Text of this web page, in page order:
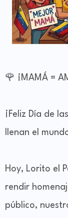
🌹 ¡MAMÁ =
¡Feliz Día de
llenan el
Hoy, Lorito el
rendir
público,